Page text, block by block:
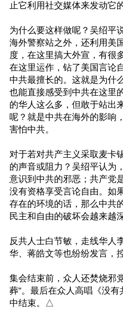
止它利用社交媒体来发动它
为什么要这样做呢？吴绍平
海外警察站之外，还利用美
度，在这里搞大外宣，有很
在这里运作，钻了美国言
中共最擅长的。这就是为什
也能直接感受到中共在这里
的华人这么多，但敢于站出
呢？就是中共在海外的影响
害怕中共。
对于若对共产主义采取麦卡
的声音或阻力？吴绍平认为
意识到中共的邪恶；共产党
没有资格享受言论自由。如
存在的环境的话，那么中共
民主和自由的破坏会越来越
反共人士白节敏，走线华人
华、蒋皓文等也纷纷发言，
集会结束前，众人还焚烧邪
葬”。最后在众人高唱《没有